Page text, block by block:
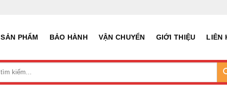
SẢN PHẨM BẢO HÀNH VẬN CHUYỂN GIỚI THIỆU LIÊN